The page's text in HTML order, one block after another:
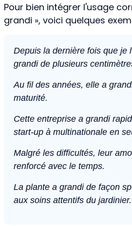
Pour bien intégrer l'usage
grandi », voici quelques
Depuis la dernière fois que je
grandi de plusieurs
Au fil des années, elle a
maturité.
Cette entreprise a grandi
start-up à multinationale en
Malgré les difficultés, leur
renforcé avec le temps.
La plante a grandi de façon
aux soins attentifs du jardinier.